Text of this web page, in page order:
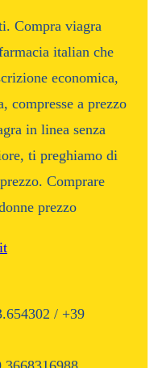
Compra viagra
italian che
economica,
compresse a prezzo
in linea senza
ti preghiamo di
Comprare
prezzo
/ +39